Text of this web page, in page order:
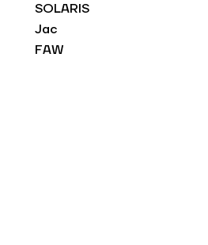
SOLARIS
Jac
FAW